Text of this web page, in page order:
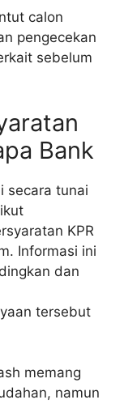
calon
pengecekan
sebelum
Bank
secara tunai
KPR
Informasi ini
dan
tersebut
memang
namun